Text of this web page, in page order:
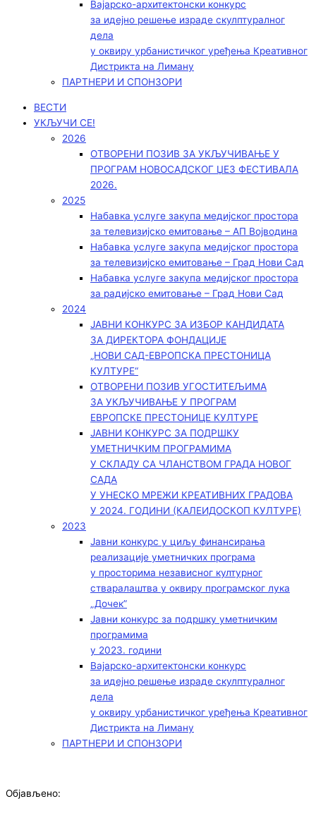
Вајарско-архитектонски конкурс
за идејно решење израде скулптуралног
дела
у оквиру урбанистичког уређења Креативног
Дистрикта на Лиману
ПАРТНЕРИ И СПОНЗОРИ
ВЕСТИ
УКЉУЧИ СЕ!
2026
ОТВОРЕНИ ПОЗИВ ЗА УКЉУЧИВАЊЕ У
ПРОГРАМ НОВОСАДСКОГ ЏЕЗ ФЕСТИВАЛА
2026.
2025
Набавка услуге закупа медијског простора
за телевизијско емитовање – АП Војводинa
Набавка услуге закупа медијског простора
за телевизијско емитовање – Град Нови Сад
Набавка услуге закупа медијског простора
за радијско емитовање – Град Нови Сад
2024
ЈАВНИ КОНКУРС ЗА ИЗБОР КАНДИДАТА
ЗА ДИРЕКТОРА ФОНДАЦИЈЕ
„НОВИ САД-ЕВРОПСКА ПРЕСТОНИЦА
КУЛТУРЕ“
ОТВОРЕНИ ПОЗИВ УГОСТИТЕЉИМА
ЗА УКЉУЧИВАЊЕ У ПРОГРАМ
ЕВРОПСКЕ ПРЕСТОНИЦЕ КУЛТУРЕ
ЈАВНИ КОНКУРС ЗА ПОДРШКУ
УМЕТНИЧКИМ ПРОГРАМИМА
У СКЛАДУ СА ЧЛАНСТВОМ ГРАДА НОВОГ
САДА
У УНЕСКО МРЕЖИ КРЕАТИВНИХ ГРАДОВА
У 2024. ГОДИНИ (КАЛЕИДОСКОП КУЛТУРЕ)
2023
Јавни конкурс у циљу финансирања
реализације уметничких програма
у просторима независног културног
стваралаштва у оквиру програмског лука
„Дочек”
Јавни конкурс за подршку уметничким
програмима
у 2023. години
Вајарско-архитектонски конкурс
за идејно решење израде скулптуралног
дела
у оквиру урбанистичког уређења Креативног
Дистрикта на Лиману
ПАРТНЕРИ И СПОНЗОРИ
Објављено: